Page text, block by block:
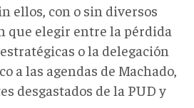
ellos, con o sin diversos
que elegir entre la pérdida
o la delegación
a las agendas de Machado,
desgastados de la PUD y